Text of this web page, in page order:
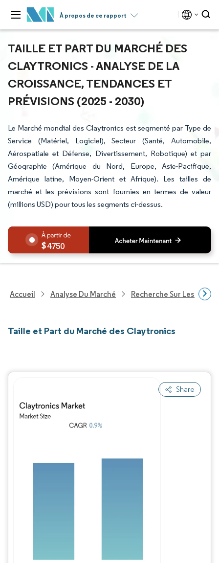
À propos de ce rapport
TAILLE ET PART DU MARCHÉ DES
CLAYTRONICS - ANALYSE DE LA
CROISSANCE, TENDANCES ET
PRÉVISIONS (2025 - 2030)
Le Marché mondial des Claytronics est segmenté par Type de
Service (Matériel, Logiciel), Secteur (Santé, Automobile,
Aérospatiale et Défense, Divertissement, Robotique) et par
Géographie (Amérique du Nord, Europe, Asie-Pacifique,
Amérique latine, Moyen-Orient et Afrique). Les tailles de
marché et les prévisions sont fournies en termes de valeur
(millions USD) pour tous les segments ci-dessus.
4750
Accueil Analyse Du Marché Recherche Sur Les
Taille et Part du Marché des Claytronics
Share